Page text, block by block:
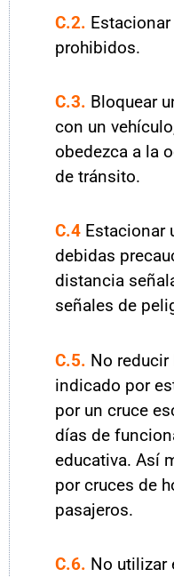
C.2.
prohibidos.
C.3. Bloquear
con un
obedezca a la
de tránsito.
C.4 Estacionar
debidas
distancia
señales de
C.5. No
indicado por
por un cruce
días de
educativa. Así
por cruces de
pasajeros.
C.6. No utilizar